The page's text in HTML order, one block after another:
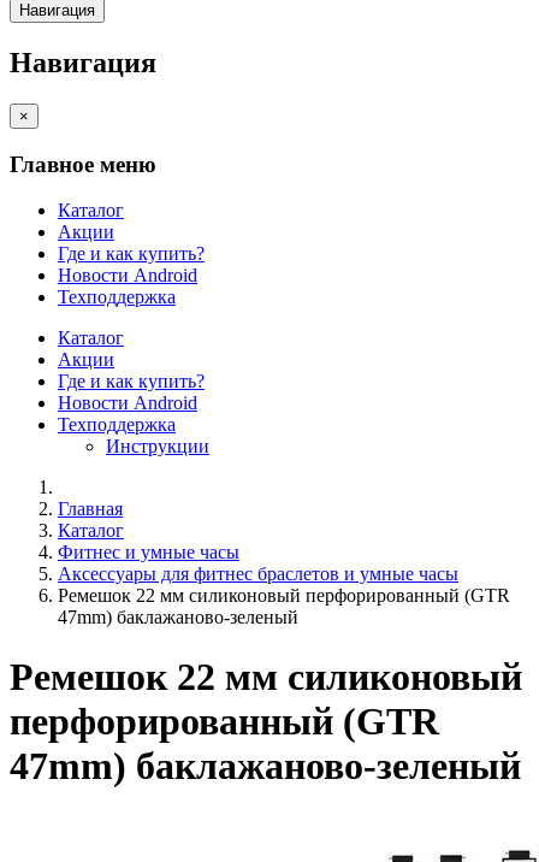
Навигация
Навигация
×
Главное меню
Каталог
Акции
Где и как купить?
Новости Android
Техподдержка
Каталог
Акции
Где и как купить?
Новости Android
Техподдержка
Инструкции
Главная
Каталог
Фитнес и умные часы
Аксессуары для фитнес браслетов и умные часы
Ремешок 22 мм силиконовый перфорированный (GTR
47mm) баклажаново-зеленый
Ремешок 22 мм силиконовый
перфорированный (GTR
47mm) баклажаново-зеленый